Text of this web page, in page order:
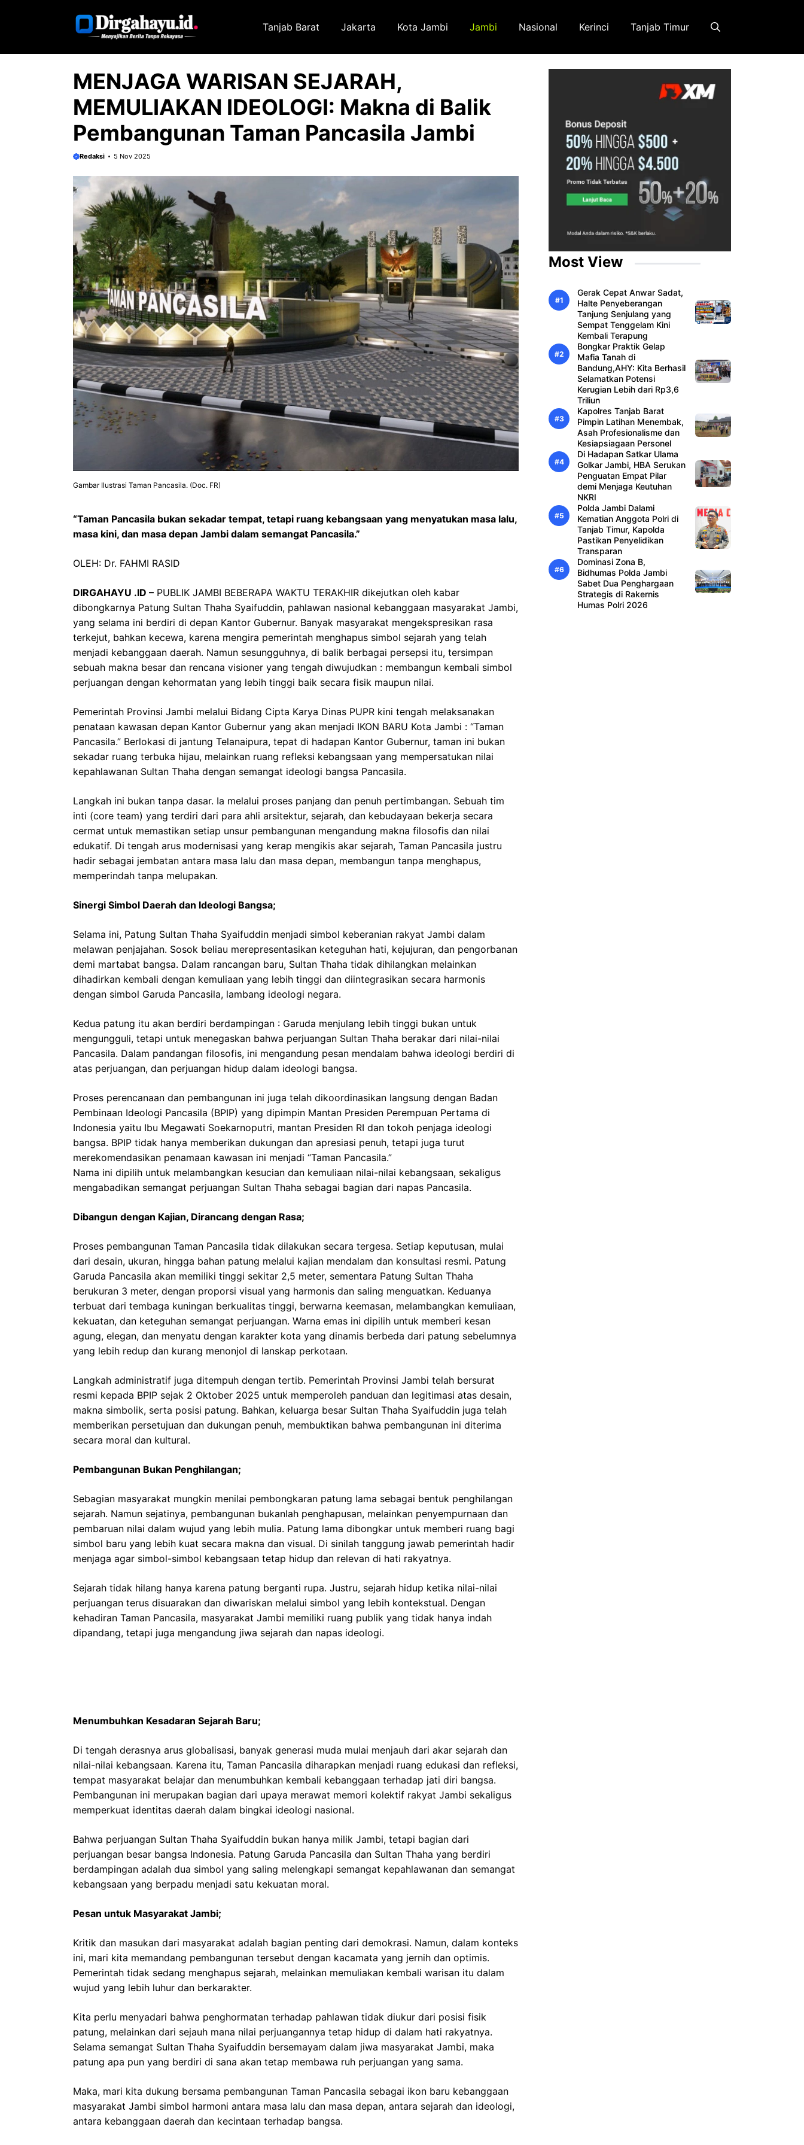
Tanjab Barat Jakarta Kota Jambi Jambi Nasional Kerinci Tanjab Timur
MENJAGA WARISAN SEJARAH,
MEMULIAKAN IDEOLOGI: Makna di Balik
Pembangunan Taman Pancasila Jambi
Redaksi 5 Nov 2025
Gambar Ilustrasi Taman Pancasila. (Doc. FR)
“Taman Pancasila bukan sekadar tempat, tetapi ruang kebangsaan yang menyatukan masa lalu,
masa kini, dan masa depan Jambi dalam semangat Pancasila.”
OLEH: Dr. FAHMI RASID
DIRGAHAYU .ID – PUBLIK JAMBI BEBERAPA WAKTU TERAKHIR dikejutkan oleh kabar
dibongkarnya Patung Sultan Thaha Syaifuddin, pahlawan nasional kebanggaan masyarakat Jambi,
yang selama ini berdiri di depan Kantor Gubernur. Banyak masyarakat mengekspresikan rasa
terkejut, bahkan kecewa, karena mengira pemerintah menghapus simbol sejarah yang telah
menjadi kebanggaan daerah. Namun sesungguhnya, di balik berbagai persepsi itu, tersimpan
sebuah makna besar dan rencana visioner yang tengah diwujudkan : membangun kembali simbol
perjuangan dengan kehormatan yang lebih tinggi baik secara fisik maupun nilai.
Pemerintah Provinsi Jambi melalui Bidang Cipta Karya Dinas PUPR kini tengah melaksanakan
penataan kawasan depan Kantor Gubernur yang akan menjadi IKON BARU Kota Jambi : “Taman
Pancasila.” Berlokasi di jantung Telanaipura, tepat di hadapan Kantor Gubernur, taman ini bukan
sekadar ruang terbuka hijau, melainkan ruang refleksi kebangsaan yang mempersatukan nilai
kepahlawanan Sultan Thaha dengan semangat ideologi bangsa Pancasila.
Langkah ini bukan tanpa dasar. Ia melalui proses panjang dan penuh pertimbangan. Sebuah tim
inti (core team) yang terdiri dari para ahli arsitektur, sejarah, dan kebudayaan bekerja secara
cermat untuk memastikan setiap unsur pembangunan mengandung makna filosofis dan nilai
edukatif. Di tengah arus modernisasi yang kerap mengikis akar sejarah, Taman Pancasila justru
hadir sebagai jembatan antara masa lalu dan masa depan, membangun tanpa menghapus,
memperindah tanpa melupakan.
Sinergi Simbol Daerah dan Ideologi Bangsa;
Selama ini, Patung Sultan Thaha Syaifuddin menjadi simbol keberanian rakyat Jambi dalam
melawan penjajahan. Sosok beliau merepresentasikan keteguhan hati, kejujuran, dan pengorbanan
demi martabat bangsa. Dalam rancangan baru, Sultan Thaha tidak dihilangkan melainkan
dihadirkan kembali dengan kemuliaan yang lebih tinggi dan diintegrasikan secara harmonis
dengan simbol Garuda Pancasila, lambang ideologi negara.
Kedua patung itu akan berdiri berdampingan : Garuda menjulang lebih tinggi bukan untuk
mengungguli, tetapi untuk menegaskan bahwa perjuangan Sultan Thaha berakar dari nilai-nilai
Pancasila. Dalam pandangan filosofis, ini mengandung pesan mendalam bahwa ideologi berdiri di
atas perjuangan, dan perjuangan hidup dalam ideologi bangsa.
Proses perencanaan dan pembangunan ini juga telah dikoordinasikan langsung dengan Badan
Pembinaan Ideologi Pancasila (BPIP) yang dipimpin Mantan Presiden Perempuan Pertama di
Indonesia yaitu Ibu Megawati Soekarnoputri, mantan Presiden RI dan tokoh penjaga ideologi
bangsa. BPIP tidak hanya memberikan dukungan dan apresiasi penuh, tetapi juga turut
merekomendasikan penamaan kawasan ini menjadi “Taman Pancasila.”
Nama ini dipilih untuk melambangkan kesucian dan kemuliaan nilai-nilai kebangsaan, sekaligus
mengabadikan semangat perjuangan Sultan Thaha sebagai bagian dari napas Pancasila.
Dibangun dengan Kajian, Dirancang dengan Rasa;
Proses pembangunan Taman Pancasila tidak dilakukan secara tergesa. Setiap keputusan, mulai
dari desain, ukuran, hingga bahan patung melalui kajian mendalam dan konsultasi resmi. Patung
Garuda Pancasila akan memiliki tinggi sekitar 2,5 meter, sementara Patung Sultan Thaha
berukuran 3 meter, dengan proporsi visual yang harmonis dan saling menguatkan. Keduanya
terbuat dari tembaga kuningan berkualitas tinggi, berwarna keemasan, melambangkan kemuliaan,
kekuatan, dan keteguhan semangat perjuangan. Warna emas ini dipilih untuk memberi kesan
agung, elegan, dan menyatu dengan karakter kota yang dinamis berbeda dari patung sebelumnya
yang lebih redup dan kurang menonjol di lanskap perkotaan.
Langkah administratif juga ditempuh dengan tertib. Pemerintah Provinsi Jambi telah bersurat
resmi kepada BPIP sejak 2 Oktober 2025 untuk memperoleh panduan dan legitimasi atas desain,
makna simbolik, serta posisi patung. Bahkan, keluarga besar Sultan Thaha Syaifuddin juga telah
memberikan persetujuan dan dukungan penuh, membuktikan bahwa pembangunan ini diterima
secara moral dan kultural.
Pembangunan Bukan Penghilangan;
Sebagian masyarakat mungkin menilai pembongkaran patung lama sebagai bentuk penghilangan
sejarah. Namun sejatinya, pembangunan bukanlah penghapusan, melainkan penyempurnaan dan
pembaruan nilai dalam wujud yang lebih mulia. Patung lama dibongkar untuk memberi ruang bagi
simbol baru yang lebih kuat secara makna dan visual. Di sinilah tanggung jawab pemerintah hadir
menjaga agar simbol-simbol kebangsaan tetap hidup dan relevan di hati rakyatnya.
Sejarah tidak hilang hanya karena patung berganti rupa. Justru, sejarah hidup ketika nilai-nilai
perjuangan terus disuarakan dan diwariskan melalui simbol yang lebih kontekstual. Dengan
kehadiran Taman Pancasila, masyarakat Jambi memiliki ruang publik yang tidak hanya indah
dipandang, tetapi juga mengandung jiwa sejarah dan napas ideologi.
Menumbuhkan Kesadaran Sejarah Baru;
Di tengah derasnya arus globalisasi, banyak generasi muda mulai menjauh dari akar sejarah dan
nilai-nilai kebangsaan. Karena itu, Taman Pancasila diharapkan menjadi ruang edukasi dan refleksi,
tempat masyarakat belajar dan menumbuhkan kembali kebanggaan terhadap jati diri bangsa.
Pembangunan ini merupakan bagian dari upaya merawat memori kolektif rakyat Jambi sekaligus
memperkuat identitas daerah dalam bingkai ideologi nasional.
Bahwa perjuangan Sultan Thaha Syaifuddin bukan hanya milik Jambi, tetapi bagian dari
perjuangan besar bangsa Indonesia. Patung Garuda Pancasila dan Sultan Thaha yang berdiri
berdampingan adalah dua simbol yang saling melengkapi semangat kepahlawanan dan semangat
kebangsaan yang berpadu menjadi satu kekuatan moral.
Pesan untuk Masyarakat Jambi;
Kritik dan masukan dari masyarakat adalah bagian penting dari demokrasi. Namun, dalam konteks
ini, mari kita memandang pembangunan tersebut dengan kacamata yang jernih dan optimis.
Pemerintah tidak sedang menghapus sejarah, melainkan memuliakan kembali warisan itu dalam
wujud yang lebih luhur dan berkarakter.
Kita perlu menyadari bahwa penghormatan terhadap pahlawan tidak diukur dari posisi fisik
patung, melainkan dari sejauh mana nilai perjuangannya tetap hidup di dalam hati rakyatnya.
Selama semangat Sultan Thaha Syaifuddin bersemayam dalam jiwa masyarakat Jambi, maka
patung apa pun yang berdiri di sana akan tetap membawa ruh perjuangan yang sama.
Maka, mari kita dukung bersama pembangunan Taman Pancasila sebagai ikon baru kebanggaan
masyarakat Jambi simbol harmoni antara masa lalu dan masa depan, antara sejarah dan ideologi,
antara kebanggaan daerah dan kecintaan terhadap bangsa.
Most View
Gerak Cepat Anwar Sadat,
Halte Penyeberangan
Tanjung Senjulang yang
Sempat Tenggelam Kini
Kembali Terapung
Bongkar Praktik Gelap
Mafia Tanah di
Bandung,AHY: Kita Berhasil
Selamatkan Potensi
Kerugian Lebih dari Rp3,6
Triliun
Kapolres Tanjab Barat
Pimpin Latihan Menembak,
Asah Profesionalisme dan
Kesiapsiagaan Personel
Di Hadapan Satkar Ulama
Golkar Jambi, HBA Serukan
Penguatan Empat Pilar
demi Menjaga Keutuhan
NKRI
Polda Jambi Dalami
Kematian Anggota Polri di
Tanjab Timur, Kapolda
Pastikan Penyelidikan
Transparan
Dominasi Zona B,
Bidhumas Polda Jambi
Sabet Dua Penghargaan
Strategis di Rakernis
Humas Polri 2026